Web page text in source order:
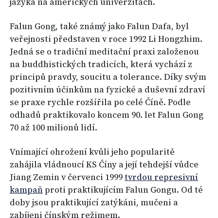
Falun Gong, také známý jako Falun Dafa, byl
veřejnosti představen v roce 1992 Li Hongzhim.
Jedná se o tradiční meditační praxi založenou
na buddhistických tradicích, která vychází z
principů pravdy, soucitu a tolerance. Díky svým
pozitivním účinkům na fyzické a duševní zdraví
se praxe rychle rozšířila po celé Číně. Podle
odhadů praktikovalo koncem 90. let Falun Gong
70 až 100 milionů lidí.
Vnímající ohrožení kvůli jeho popularitě
zahájila vládnoucí KS Číny a její tehdejší vůdce
Jiang Zemin v červenci 1999tvrdou represivní
kampaňproti praktikujícím Falun Gongu. Od té
doby jsou praktikující zatýkáni, mučeni a
zabíjeni čínským režimem.